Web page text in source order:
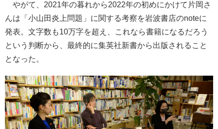
やがて、2021年の暮れから2022年の初めにかけて片岡さ
んは「小山田炎上問題」に関する考察を岩波書店のnoteに
発表。文字数も10万字を超え、これなら書籍になるだろう
という判断から、最終的に集英社新書から出版されること
となった。